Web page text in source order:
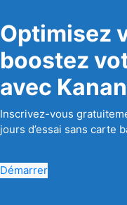
Optimisez
boostez
avec
Inscrivez-vous
jours d’essai sans carte
Démarrer